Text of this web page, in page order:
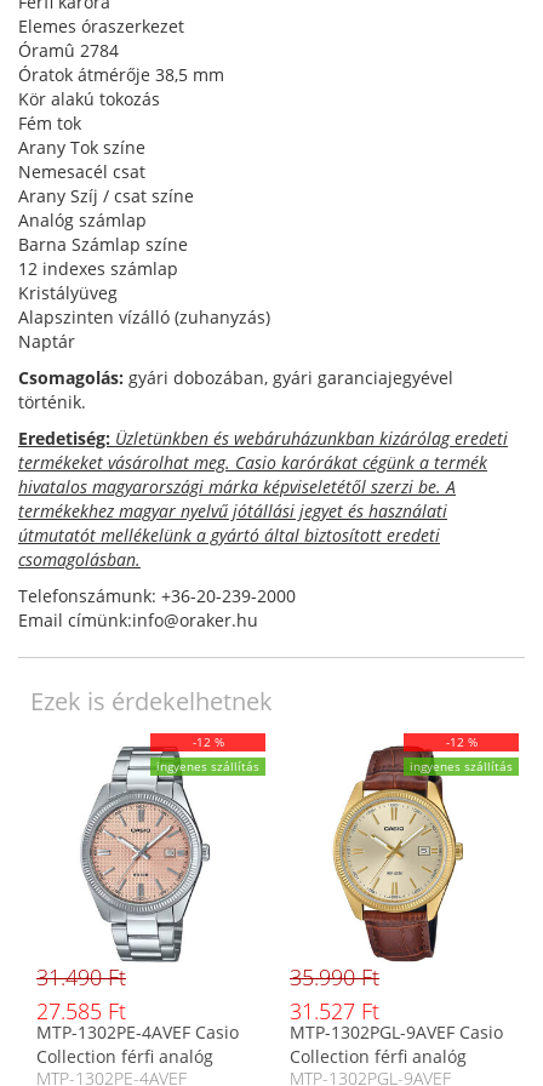
Elemes óraszerkezet
Óramû 2784
Óratok átmérője 38,5 mm
Kör alakú tokozás
Fém tok
Arany Tok színe
Nemesacél csat
Arany Szíj / csat színe
Analóg számlap
Barna Számlap színe
12 indexes számlap
Kristályüveg
Alapszinten vízálló (zuhanyzás)
Naptár
Csomagolás: gyári dobozában, gyári garanciajegyével
történik.
Eredetiség: Üzletünkben és webáruházunkban kizárólag eredeti
termékeket vásárolhat meg. Casio karórákat cégünk a termék
hivatalos magyarországi márka képviseletétől szerzi be. A
termékekhez magyar nyelvű jótállási jegyet és használati
útmutatót mellékelünk a gyártó által biztosított eredeti
csomagolásban.
Telefonszámunk: +36-20-239-2000
Email címünk:info@oraker.hu
Ezek is érdekelhetnek
-12 %
ingyenes szállítás
31.490 Ft
27.585 Ft
MTP-1302PE-4AVEF Casio
Collection férfi analóg
karóra
MTP-1302PE-4AVEF
-12 %
ingyenes szállítás
35.990 Ft
31.527 Ft
MTP-1302PGL-9AVEF Casio
Collection férfi analóg
karóra
MTP-1302PGL-9AVEF